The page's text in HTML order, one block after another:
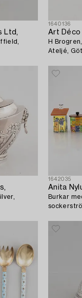
Ltd,
1640136
Art Déco
H
Ateljé,
1642035
Anita
Burkar
Gantofta.